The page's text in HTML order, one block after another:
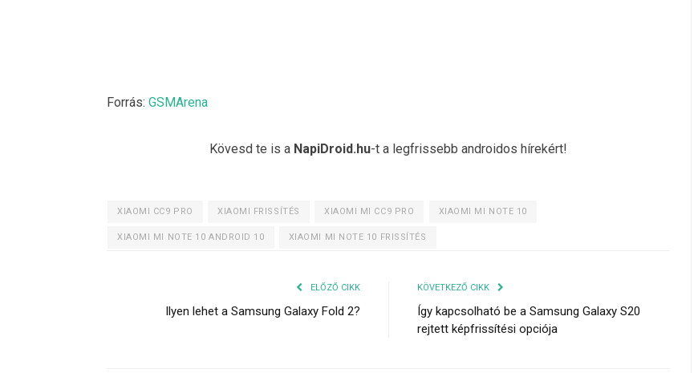
Forrás: GSMArena
Kövesd te is a NapiDroid.hu-t a legfrissebb androidos hírekért!
XIAOMI CC9 PRO XIAOMI FRISSÍTÉS XIAOMI MI CC9 PRO XIAOMI MI NOTE 10
XIAOMI MI NOTE 10 ANDROID 10 XIAOMI MI NOTE 10 FRISSÍTÉS
ELŐZŐ CIKK
Ilyen lehet a Samsung Galaxy Fold 2?
KÖVETKEZŐ CIKK
Így kapcsolható be a Samsung Galaxy S20
rejtett képfrissítési opciója